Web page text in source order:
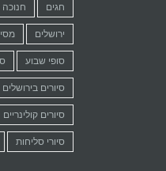
חגים חנוכה
ירושלים
סופי שבוע
סיורים בירושלים
סיורים קולינריים
סיורי סליחות